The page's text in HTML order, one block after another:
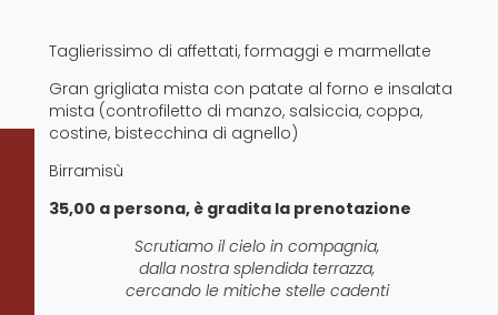
Taglierissimo di affettati, formaggi e marmellate
Gran grigliata mista con patate al forno e insalata
mista (controfiletto di manzo, salsiccia, coppa,
costine, bistecchina di agnello)
Birramisù
35,00 a persona, è gradita la prenotazione
Scrutiamo il cielo in compagnia,
dalla nostra splendida terrazza,
cercando le mitiche stelle cadenti